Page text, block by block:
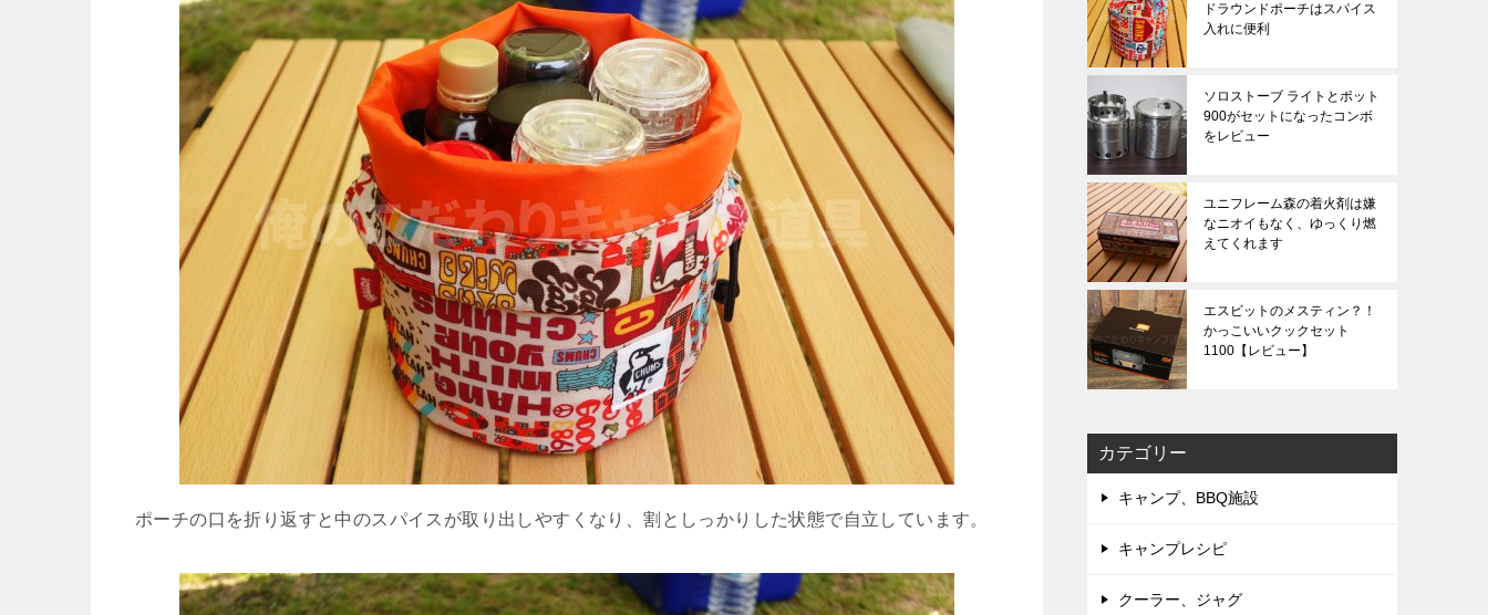
ポーチの口を折り返すと中のスパイスが取り出しやすくなり、割としっかりした状態で自立しています。
ドラウンドポーチはスパイス
入れに便利
ソロストーブ ライトとポット
900がセットになったコンボ
をレビュー
ユニフレーム森の着火剤は嫌
なニオイもなく、ゆっくり燃
えてくれます
エスビットのメスティン？！
かっこいいクックセット
1100【レビュー】
カテゴリー
キャンプ、BBQ施設
キャンプレシピ
クーラー、ジャグ